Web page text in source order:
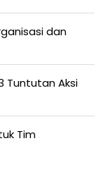
dan
Tuntutan Aksi
Tim